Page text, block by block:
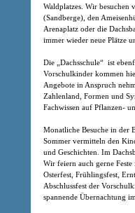
Waldplatzes. Wir besuchen
(Sandberge), den
Arenaplatz oder die
immer wieder neue Plätze
Die „Dachsschule“ ist
Vorschulkinder kommen
Angebote in Anspruch
Zahlenland, Formen und
Fachwissen auf Pflanzen-
Monatliche Besuche in der
Sommer vermitteln den
und Geschichten. Im
Wir feiern auch gerne
Osterfest, Frühlingsfest,
Abschlussfest der
spannende Übernachtung